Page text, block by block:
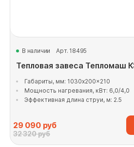
В наличии Арт. 18495
Тепловая завеса Тепломаш
Габариты, мм: 1030x200x210
Мощность нагревания, кВт: 6,0/4,0
Эффективная длина струи, м: 2.5
29 090руб
32 320 руб